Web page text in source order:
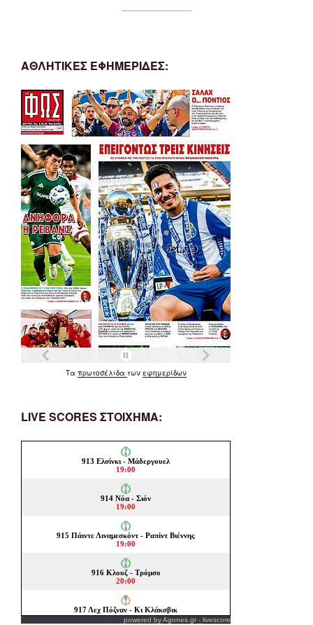
ΑΘΛΗΤΙΚΕΣ ΕΦΗΜΕΡΙΔΕΣ:
Τα πρωτοσέλιδα των εφημερίδων
LIVE SCORES ΣΤΟΙΧΗΜΑ:
powered byAgones.gr - livescore